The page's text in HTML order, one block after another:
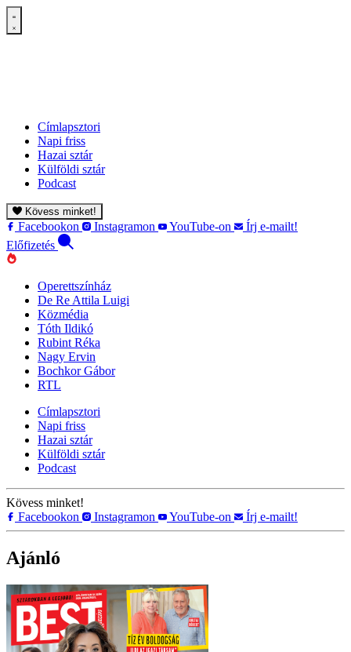
Címlapsztori
Napi friss
Hazai sztár
Külföldi sztár
Podcast
Kövess minket!
Facebookon Instagramon YouTube-on
Írj e-mailt!
Előfizetés
Operettszínház
De Re Attila Luigi
Közmédia
Tóth Ildikó
Rubint Réka
Nagy Ervin
Bochkor Gábor
RTL
Címlapsztori
Napi friss
Hazai sztár
Külföldi sztár
Podcast
Kövess minket!
Facebookon
Instagramon YouTube-on Írj e-mailt!
Ajánló